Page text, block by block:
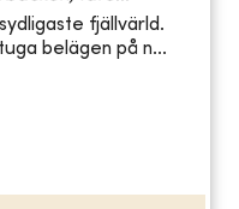
fjällvärld.
belägen på n...